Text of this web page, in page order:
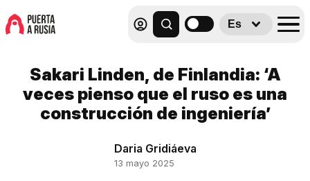
Es
Sakari Linden, de Finlandia: ‘A
veces pienso que el ruso es una
construcción de ingeniería’
Daria Gridiáeva
13 mayo 2025